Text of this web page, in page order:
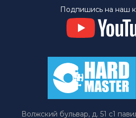
Подпишись на наш
Волжский бульвар, д. 51 с1